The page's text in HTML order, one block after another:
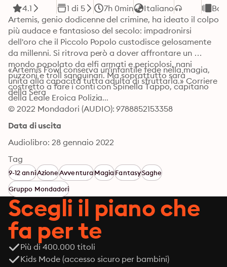
4.1 1 di 5 7h 0min Italiano
Artemis, genio dodicenne del crimine, ha ideato il colpo
più audace e fantasioso del secolo: impadronirsi
dell'oro che il Piccolo Popolo custodisce gelosamente
da millenni. Si ritrova però a dover affrontare un
mondo popolato da elfi armati e pericolosi, nani
puzzoni e troll sanguinari. Ma soprattutto sarà
costretto a fare i conti con Spinella Tappo, capitano
della Leale Eroica Polizia...
«Artemis Fowl conserva un'infantile fede nella magia,
unita alla capacità tutta adulta di sfruttarla.» Corriere
della Sera
© 2022 Mondadori (AUDIO): 9788852153358
Data di uscita
Audiolibro: 28 gennaio 2022
Tag
9-12 anniAzioneAvventuraMagiaFantasySaghe
Gruppo Mondadori
Scegli il piano che
fa per te
Più di 400.000 titoli
Kids Mode (accesso sicuro per bambini)